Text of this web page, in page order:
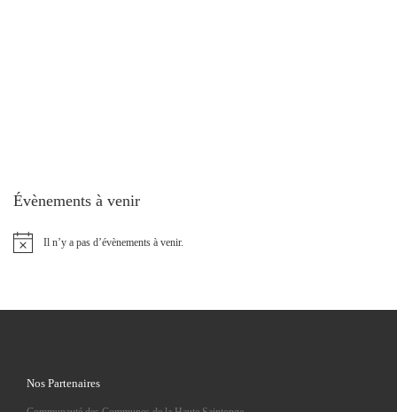
Évènements à venir
N
c
Il n’y a pas d’évènements à venir.
Nos Partenaires